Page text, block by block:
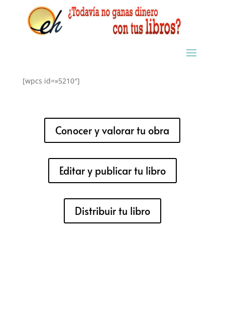
[wpcs id=»5210″]
Conocer y valorar tu obra
Editar y publicar tu libro
Distribuir tu libro